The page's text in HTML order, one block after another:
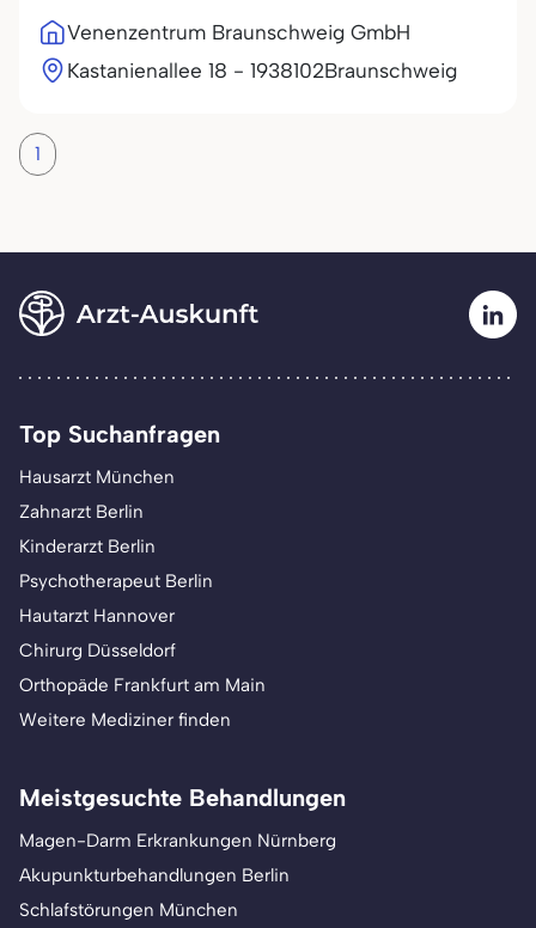
Venenzentrum Braunschweig GmbH
Kastanienallee 18 - 1938102Braunschweig
1
Top Suchanfragen
Hausarzt München
Zahnarzt Berlin
Kinderarzt Berlin
Psychotherapeut Berlin
Hautarzt Hannover
Chirurg Düsseldorf
Orthopäde Frankfurt am Main
Weitere Mediziner finden
Meistgesuchte Behandlungen
Magen-Darm Erkrankungen Nürnberg
Akupunkturbehandlungen Berlin
Schlafstörungen München